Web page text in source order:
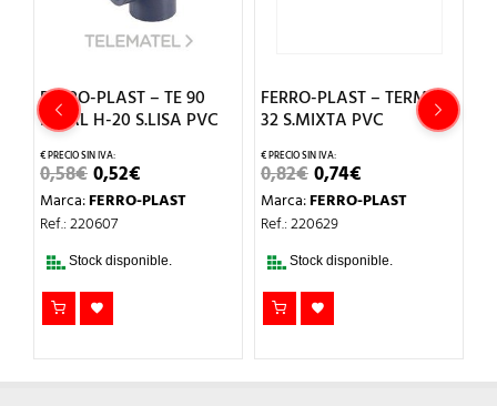
FERRO-PLAST – TE 90
IGUAL H-20 S.LISA PVC
0,58€EL
PRECIO
ORIGINAL
ERA:
0,52€PRECIO
ACTUAL
Marca:FERRO-PLAST
Ref.: 220607
Stock disponible.
FERRO-PLAST – TERM.M-
32 S.MIXTA PVC
0,82€EL
PRECIO
ORIGINAL
ERA:
0,74€PRECIO
ACTUAL
Marca:FERRO-PLAST
Ref.: 220629
Stock disponible.